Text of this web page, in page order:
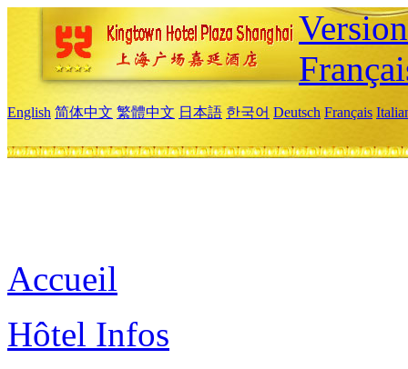
English 简体中文 繁體中文 日本語 한국어 Deutsch Français
Accueil
Hôtel Infos